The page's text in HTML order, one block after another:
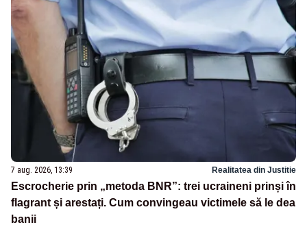
7 aug. 2026, 13:39 Realitatea din Justitie
Escrocherie prin „metoda BNR”: trei ucraineni prinși în
flagrant și arestați. Cum convingeau victimele să le dea
banii